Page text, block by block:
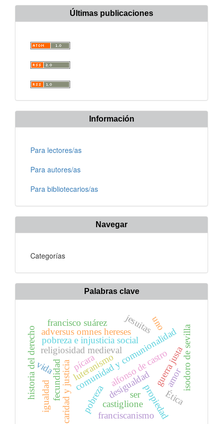
Últimas publicaciones
Información
Para lectores/as
Para autores/as
Para bibliotecarios/as
Navegar
Categorías
Palabras clave
desigualdad
pobreza
caridad y justiciacomunidad y comunionalidadisodoro de sevilla
pobreza e injusticia social
religiosidad medieval
propiedad
alfonso de castro
adversus omnes hereses
franciscanismo
luteranismo
francisco suárez
guerra justa
jesuitas
historia del derecho amor
castiglione
pícara
fecundidad ser
uno
vida
Ética
igualdad